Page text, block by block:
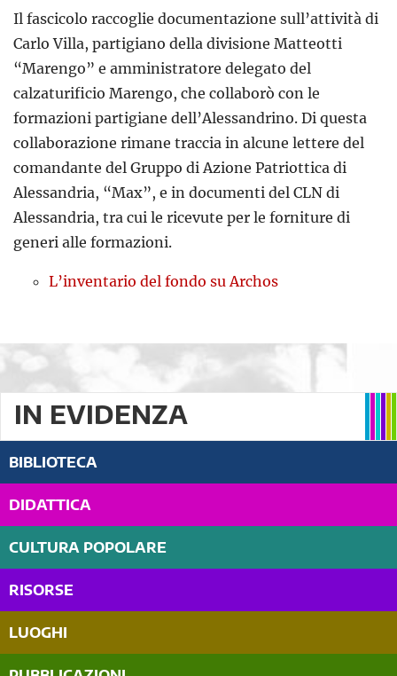
Il fascicolo raccoglie documentazione sull’attività di
Carlo Villa, partigiano della divisione Matteotti
“Marengo” e amministratore delegato del
calzaturificio Marengo, che collaborò con le
formazioni partigiane dell’Alessandrino. Di questa
collaborazione rimane traccia in alcune lettere del
comandante del Gruppo di Azione Patriottica di
Alessandria, “Max”, e in documenti del CLN di
Alessandria, tra cui le ricevute per le forniture di
generi alle formazioni.
L’inventario del fondo su Archos
IN EVIDENZA
BIBLIOTECA
DIDATTICA
CULTURA POPOLARE
RISORSE
LUOGHI